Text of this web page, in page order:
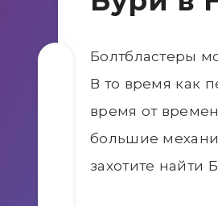
Болтбластеры
В то время как
время от
большие
захотите найти